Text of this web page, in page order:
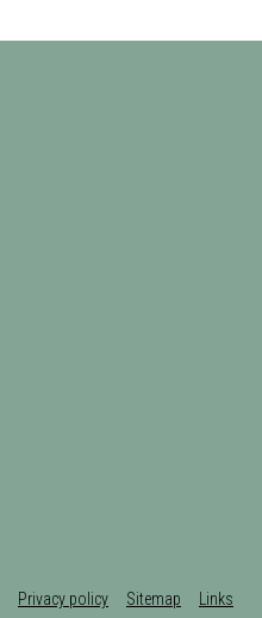
Privacy policy Sitemap Links